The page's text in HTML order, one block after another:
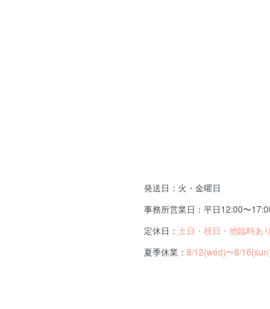
発送日：火・金曜日
事務所営業日：平日12:00〜
定休日： 土日・祝日・他臨時あり
夏季休業： 8/12(wed)〜8/16(sun)